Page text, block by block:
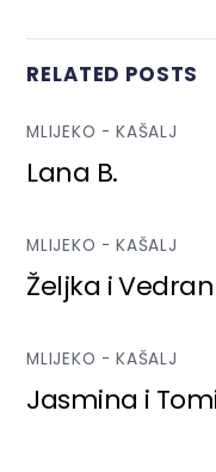
RELATED POSTS
MLIJEKO - KAŠALJ
Lana B.
MLIJEKO - KAŠALJ
Željka i Vedran
MLIJEKO - KAŠALJ
Jasmina i